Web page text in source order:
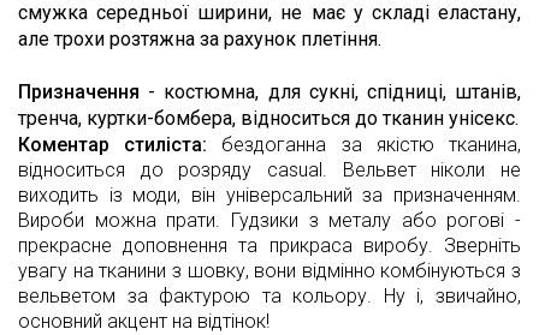
смужка середньої ширини, не має у складі еластану,
але трохи розтяжна за рахунок плетіння.
Призначення - костюмна, для сукні, спідниці, штанів,
тренча, куртки-бомбера, відноситься до тканин унісекс.
Коментар стиліста: бездоганна за якістю тканина,
відноситься до розряду casual. Вельвет ніколи не
виходить із моди, він універсальний за призначенням.
Вироби можна прати. Гудзики з металу або рогові -
прекрасне доповнення та прикраса виробу. Зверніть
увагу на тканини з шовку, вони відмінно комбінуються з
вельветом за фактурою та кольору. Ну і, звичайно,
основний акцент на відтінок!